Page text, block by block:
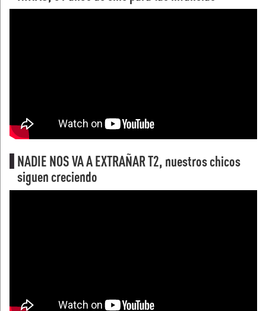
NADIE NOS VA A EXTRAÑAR T2, nuestros chicos
siguen creciendo